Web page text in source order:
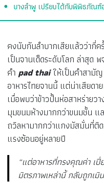
บางลำพู เปรียบได้กับพิพิธภัณฑ์
คงนับกันลำบากเสียแล้วว่ากี่
เป็นจานเด็ดระดับโลก ล่าสุด
คำ pad thaiให้เป็นคำสามั
อาหารไทยจานนี้ แต่น่าเสียด
เมื่อพบว่าข้าวปั้นห่อสาหร่ายว
มุมขนมห้างมากกว่าขนมชั้น แ
ถวิลหามากกว่าแกงมัสมั่นที่ติ
แรงซ้อนอยู่หลายปี
“แต่อาหารที่ทรงคุณค่า เ
มิตรภาพเหล่านี้ กลับถูกเมิ